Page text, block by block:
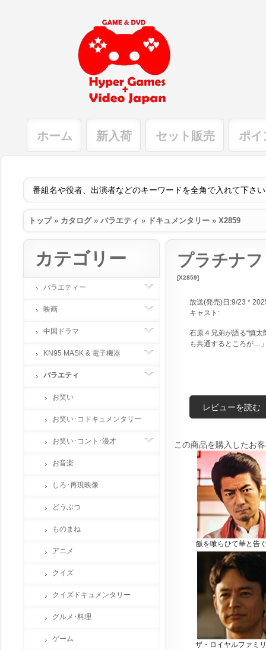
ホーム 新入荷 セット販売 ポイ
トップ» カタログ» バラエティ » ドキュメンタリー » X2859
プラチナ
[X2859]
放送(発売)日:9/23 *
キャスト:
石原４兄弟が語る“慎
も共通するところが…
レビューを読む
この商品を購入したお
飯を喰らひて華と告
ザ・ロイヤルファミ
カテゴリー
バラエティー
映画
中国ドラマ
KN95 MASK & 電子機器
バラエティ
お笑い
お笑い･コドキュメンタリー
お笑い･コント･漫才
お音楽
しろ･再現映像
どうぶつ
ものまね
アニメ
クイズ
クイズドキュメンタリー
グルメ･料理
ゲーム